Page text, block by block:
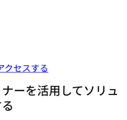
クセスする
ーを活用してソリュ